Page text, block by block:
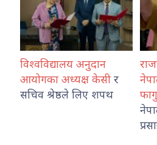
विश्वविद्यालय अनुदान
आयोगका अध्यक्ष केसी र
सचिव श्रेष्ठले लिए शपथ